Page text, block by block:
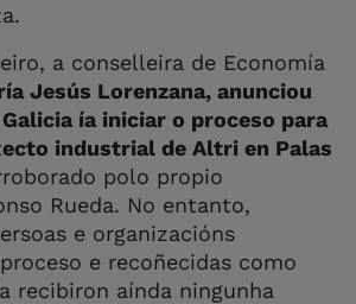
a conselleira de Economía
Jesús Lorenzana, anunciou
ía iniciar o proceso para
industrial de Altri en Palas
polo propio
Rueda. No entanto,
e organizacións
e recoñecidas como
recibiron aínda ningunha